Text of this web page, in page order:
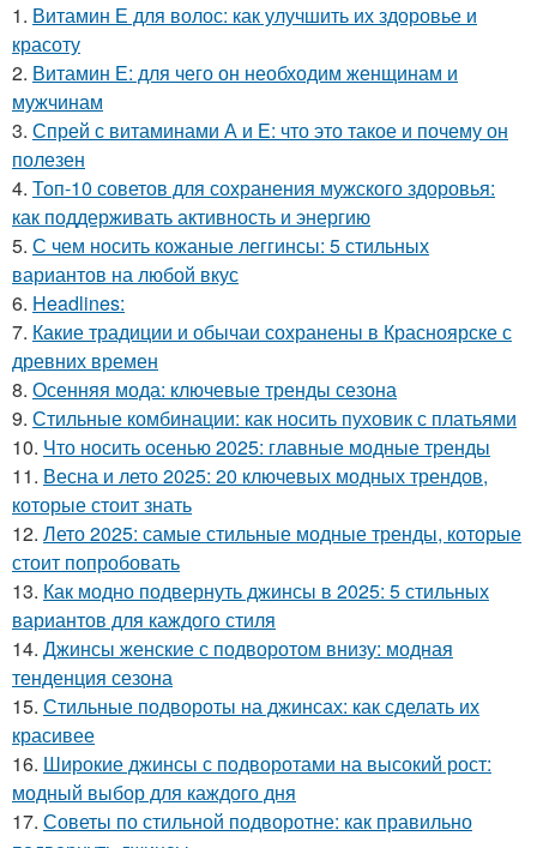
1. Витамин Е для волос: как улучшить их здоровье и
красоту
2. Витамин Е: для чего он необходим женщинам и
мужчинам
3. Спрей с витаминами А и Е: что это такое и почему он
полезен
4. Топ-10 советов для сохранения мужского здоровья:
как поддерживать активность и энергию
5. С чем носить кожаные леггинсы: 5 стильных
вариантов на любой вкус
6. Headlines:
7. Какие традиции и обычаи сохранены в Красноярске с
древних времен
8. Осенняя мода: ключевые тренды сезона
9. Стильные комбинации: как носить пуховик с платьями
10. Что носить осенью 2025: главные модные тренды
11. Весна и лето 2025: 20 ключевых модных трендов,
которые стоит знать
12. Лето 2025: самые стильные модные тренды, которые
стоит попробовать
13. Как модно подвернуть джинсы в 2025: 5 стильных
вариантов для каждого стиля
14. Джинсы женские с подворотом внизу: модная
тенденция сезона
15. Стильные подвороты на джинсах: как сделать их
красивее
16. Широкие джинсы с подворотами на высокий рост:
модный выбор для каждого дня
17. Советы по стильной подворотне: как правильно